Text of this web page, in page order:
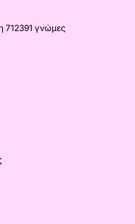
712391 γνώμες